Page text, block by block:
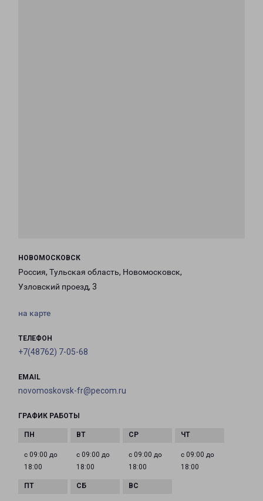
НОВОМОСКОВСК
Россия, Тульская область, Новомосковск,
Узловский проезд, 3
на карте
ТЕЛЕФОН
+7(48762) 7-05-68
EMAIL
novomoskovsk-fr@pecom.ru
ГРАФИК РАБОТЫ
с 09:00 до
18:00
с 09:00 до
18:00
с 09:00 до
18:00
с 09:00 до
18:00